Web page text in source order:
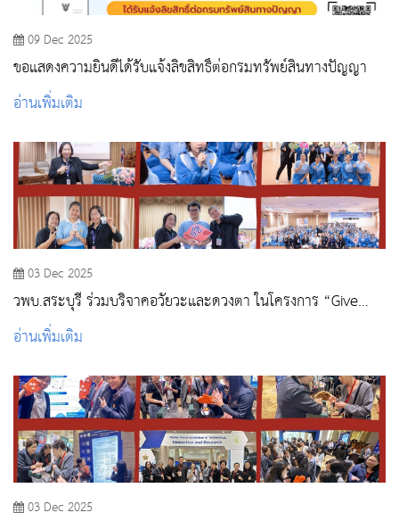
09 Dec 2025
ขอแสดงความยินดีได้รับแจ้งลิขสิทธิ์ต่อกรมทรัพย์สินทางปัญญา
อ่านเพิ่มเติม
03 Dec 2025
วพบ.สระบุรี ร่วมบริจาคอวัยวะและดวงตา ในโครงการ “Give
The Gift Of Life Card” ของโรงพยาบาลสระบุรี
อ่านเพิ่มเติม
03 Dec 2025